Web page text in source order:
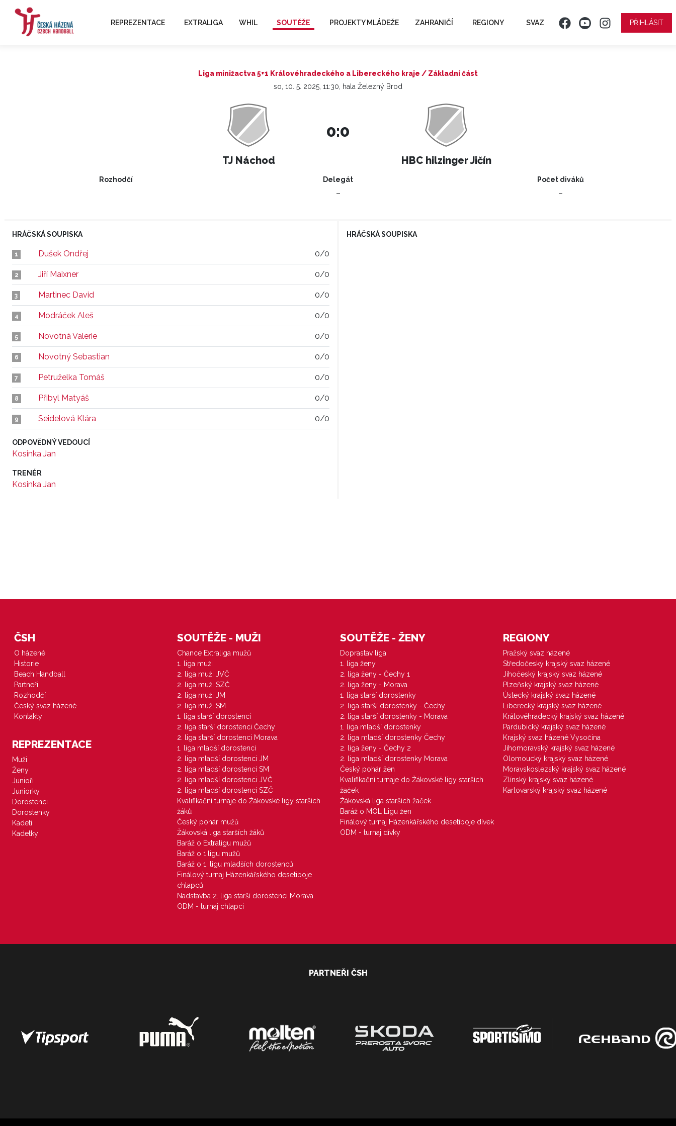
REPREZENTACE EXTRALIGA WHIL SOUTĚŽE PROJEKTY MLÁDEŽE ZAHRANIČÍ REGIONY SVAZ PŘIHLÁSIT
Liga minižactva 5+1 Královéhradeckého a Libereckého kraje / Základní část
so, 10. 5. 2025, 11:30, hala Železný Brod
TJ Náchod
0:0
HBC hilzinger Jičín
Rozhodčí Delegát
–
Počet diváků
–
HRÁČSKÁ SOUPISKA
1 Dušek Ondřej 0/0
2 Jiří Maixner 0/0
3 Martinec David 0/0
4 Modráček Aleš 0/0
5 Novotná Valerie 0/0
6 Novotný Sebastian 0/0
7 Petruželka Tomáš 0/0
8 Přibyl Matyáš 0/0
9 Seidelová Klára 0/0
ODPOVĚDNÝ VEDOUCÍ
Kosinka Jan
TRENÉR
Kosinka Jan
HRÁČSKÁ SOUPISKA
ČSH
O házené
Historie
Beach Handball
Partneři
Rozhodčí
Český svaz házené
Kontakty
REPREZENTACE
Muži
Ženy
Junioři
Juniorky
Dorostenci
Dorostenky
Kadeti
Kadetky
SOUTĚŽE - MUŽI
Chance Extraliga mužů
1. liga muži
2. liga muži JVČ
2. liga muži SZČ
2. liga muži JM
2. liga muži SM
1. liga starší dorostenci
2. liga starší dorostenci Čechy
2. liga starší dorostenci Morava
1. liga mladší dorostenci
2. liga mladší dorostenci JM
2. liga mladší dorostenci SM
2. liga mladší dorostenci JVČ
2. liga mladší dorostenci SZČ
Kvalifikační turnaje do Žákovské ligy starších
žáků
Český pohár mužů
Žákovská liga starších žáků
Baráž o Extraligu mužů
Baráž o 1.ligu mužů
Baráž o 1. ligu mladších dorostenců
Finálový turnaj Házenkářského desetiboje
chlapců
Nadstavba 2. liga starší dorostenci Morava
ODM - turnaj chlapci
SOUTĚŽE - ŽENY
Doprastav liga
1. liga ženy
2. liga ženy - Čechy 1
2. liga ženy - Morava
1. liga starší dorostenky
2. liga starší dorostenky - Čechy
2. liga starší dorostenky - Morava
1. liga mladší dorostenky
2. liga mladší dorostenky Čechy
2. liga ženy - Čechy 2
2. liga mladší dorostenky Morava
Český pohár žen
Kvalifikační turnaje do Žákovské ligy starších
žaček
Žákovská liga starších žaček
Baráž o MOL Ligu žen
Finálový turnaj Házenkářského desetiboje dívek
ODM - turnaj dívky
REGIONY
Pražský svaz házené
Středočeský krajský svaz házené
Jihočeský krajský svaz házené
Plzeňský krajský svaz házené
Ústecký krajský svaz házené
Liberecký krajský svaz házené
Královéhradecký krajský svaz házené
Pardubický krajský svaz házené
Krajský svaz házené Vysočina
Jihomoravský krajský svaz házené
Olomoucký krajský svaz házené
Moravskoslezský krajský svaz házené
Zlínský krajský svaz házené
Karlovarský krajský svaz házené
PARTNEŘI ČSH